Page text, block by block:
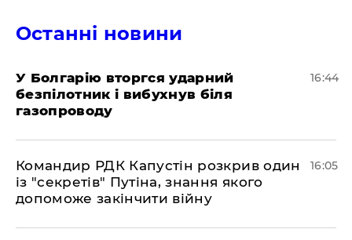
Останні новини
У Болгарію вторгся ударний
безпілотник і вибухнув біля
газопроводу
16:44
Командир РДК Капустін розкрив один
із "секретів" Путіна, знання якого
допоможе закінчити війну
16:05